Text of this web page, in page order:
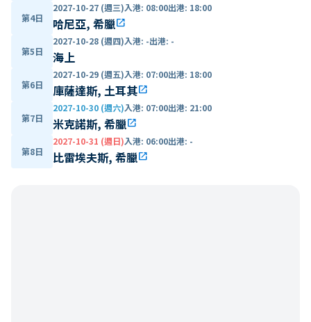
第4日
2027-10-27 (週三)入港: 08:00出港: 18:00
哈尼亞, 希臘open_in_new
第5日
2027-10-28 (週四)入港: -出港: -
海上
第6日
2027-10-29 (週五)入港: 07:00出港: 18:00
庫薩達斯, 土耳其open_in_new
第7日
2027-10-30 (週六)入港: 07:00出港: 21:00
米克諾斯, 希臘open_in_new
第8日
2027-10-31 (週日)入港: 06:00出港: -
比雷埃夫斯, 希臘open_in_new